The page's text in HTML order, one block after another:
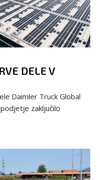
DELE V
Daimler Truck Global
zaključilo